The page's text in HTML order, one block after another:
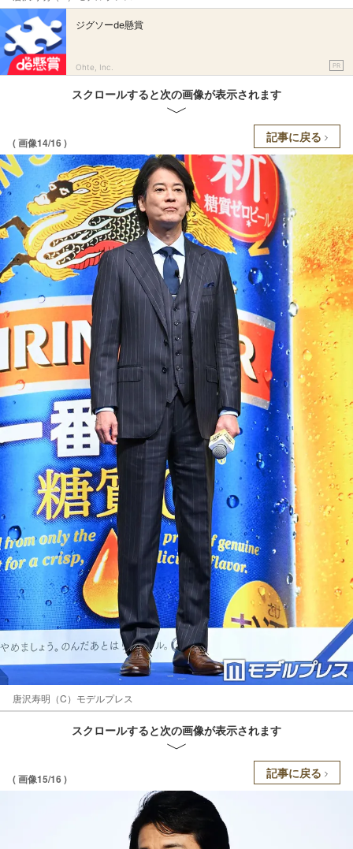
ジグソーde懸賞
Ohte, Inc. PR
スクロールすると次の画像が表示されます
( 画像14/16 ) 記事に戻る
唐沢寿明（C）モデルプレス
スクロールすると次の画像が表示されます
( 画像15/16 ) 記事に戻る